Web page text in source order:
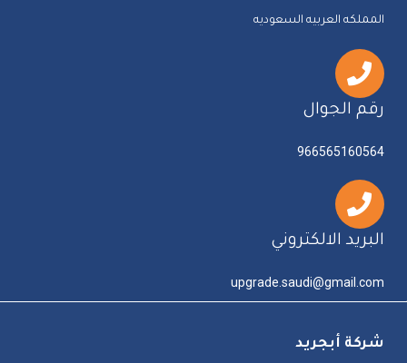
المملكه العربيه السعوديه
رقم الجوال
966565160564
البريد الالكتروني
upgrade.saudi@gmail.com
شركة أبجريد